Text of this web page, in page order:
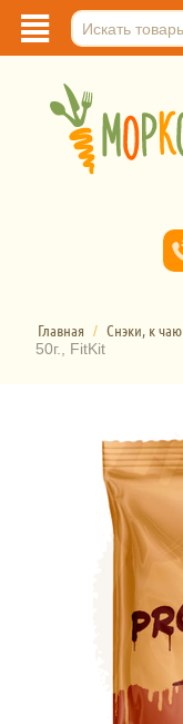
Главная / Снэки, к чаю
50г., FitKit